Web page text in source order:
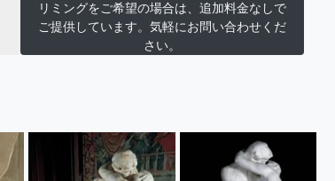
リミングをご希望の場合は、追加料金なしで
ご提供しています。気軽にお問い合わせくだ
さい。